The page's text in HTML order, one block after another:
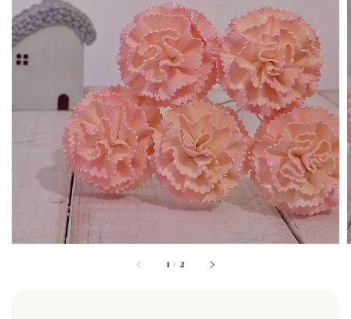
1 / 2